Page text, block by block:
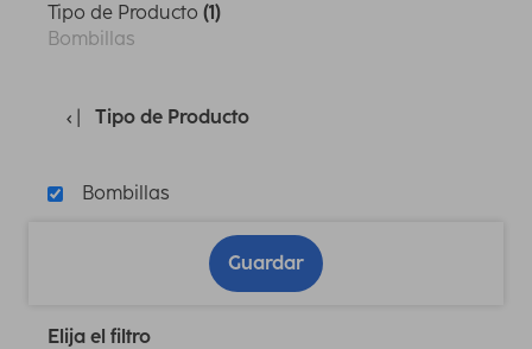
Tipo de Producto (1)
Bombillas
Tipo de Producto
Bombillas
Guardar
Elija el filtro